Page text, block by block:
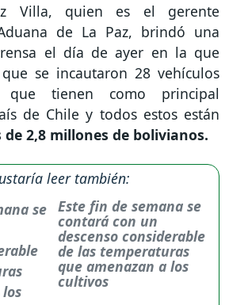
Villa, quien es el gerente
de La Paz, brindó una
el día de ayer en la que
se incautaron 28 vehículos
que tienen como principal
de Chile y todos estos están
2,8 millones de bolivianos.
leer también:
Este fin de semana se
contará con un
descenso considerable
de las temperaturas
que amenazan a los
cultivos